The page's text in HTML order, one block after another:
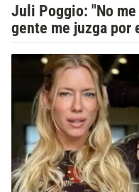
Juli Poggio: "No
gente me juzga por